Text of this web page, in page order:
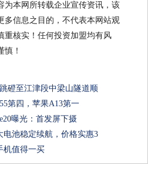
为本网所转载企业宣传资讯，该
多信息之目的，不代表本网站观
重核实！任何投资加盟均有风
慎！
磴至江津段中梁山隧道顺
第四，苹果A13第一
曝光：首发屏下摄
池稳定续航，价格实惠3
机值得一买